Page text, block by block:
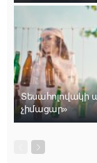
Տեսահոլովակի
չիմացար»